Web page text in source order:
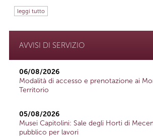
leggi tutto
AVVISI DI SERVIZIO
06/08/2026
Modalità di accesso e prenotazione ai
Territorio
05/08/2026
Musei Capitolini: Sale degli Horti di
pubblico per lavori